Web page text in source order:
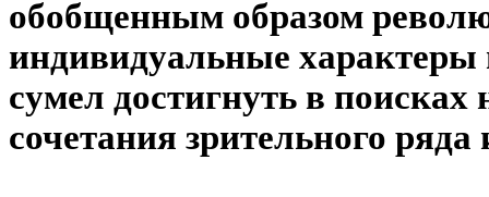
обобщенным образом
индивидуальные характеры
сумел достигнуть в поисках
сочетания зрительного